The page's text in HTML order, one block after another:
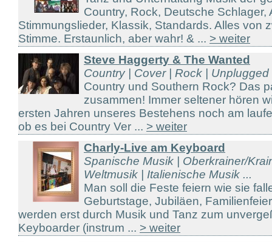
Country, Rock, Deutsche Schlager,
Stimmungslieder, Klassik, Standards. Alles von
Stimme. Erstaunlich, aber wahr! & ... > weiter
Steve Haggerty & The Wanted
Country | Cover | Rock | Unplugged
Country und Southern Rock? Das
zusammen! Immer seltener hören
ersten Jahren unseres Bestehens noch am
ob es bei Country Ver ... > weiter
Charly-Live am Keyboard
Spanische Musik | Oberkrainer/
Weltmusik | Italienische Musik ...
Man soll die Feste feiern wie sie
Geburtstage, Jubiläen,
werden erst durch Musik und Tanz zum
Keyboarder (instrum ... > weiter